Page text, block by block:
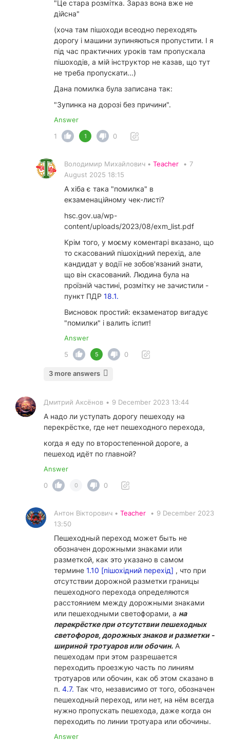
"Це стара розмітка. Зараз вона вже не
дійсна"
(хоча там пішоходи всеодно переходять
дорогу і машини зупиняються пропустити. І я
під час практичних уроків там пропускала
пішоходів, а мій інструктор не казав, що тут
не треба пропускати...)
Дана помилка була записана так:
"Зупинка на дорозі без причини".
Answer
1
1 0
Володимир Михайлович • Teacher • 7
August 2025 18:15
А хіба є така "помилка" в
екзаменаційному чек-листі?
hsc.gov.ua/wp-
content/uploads/2023/08/exm_list.pdf
Крім того, у моєму коментарі вказано, що
то скасований пішохідний перехід, але
кандидат у водії не зобов'язаний знати,
що він скасований. Людина була на
проїзній частині, розмітку не зачистили -
пункт ПДР 18.1.
Висновок простий: екзаменатор вигадує
"помилки" і валить іспит!
Answer
5
5 0
3 more answers
Дмитрий Аксёнов • 9 December 2023 13:44
А надо ли уступать дорогу пешеходу на
перекрёстке, где нет пешеходного перехода,
когда я еду по второстепенной дороге, а
пешеход идёт по главной?
Answer
0
0 0
Антон Вікторович • Teacher • 9 December 2023
13:50
Пешеходный переход может быть не
обозначен дорожными знаками или
разметкой, как это указано в самом
термине 1.10 [пішохідний перехід] , что при
отсутствии дорожной разметки границы
пешеходного перехода определяются
расстоянием между дорожными знаками
или пешеходными светофорами, а на
перекрёстке при отсутствии пешеходных
светофоров, дорожных знаков и разметки -
шириной тротуаров или обочин. А
пешеходам при этом разрешается
переходить проезжую часть по линиям
тротуаров или обочин, как об этом сказано в
п. 4.7. Так что, независимо от того, обозначен
пешеходный переход, или нет, на нём всегда
нужно пропускать пешехода, даже когда он
переходить по линии тротуара или обочины.
Answer